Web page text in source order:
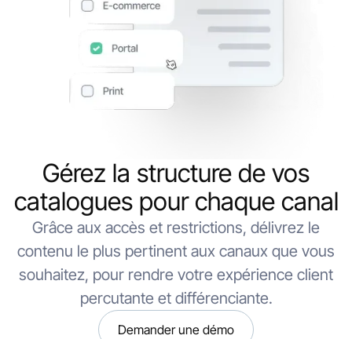
Gérez la structure de vos
catalogues pour chaque canal
Grâce aux accès et restrictions, délivrez le
contenu le plus pertinent aux canaux que vous
souhaitez, pour rendre votre expérience client
percutante et différenciante.
Demander une démo